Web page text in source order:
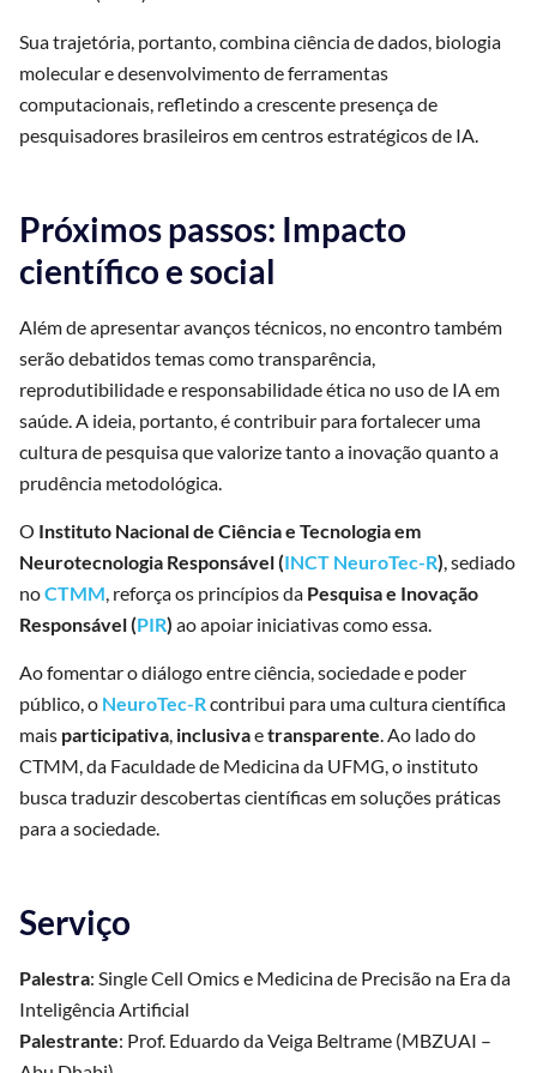
Sua trajetória, portanto, combina ciência de dados, biologia
molecular e desenvolvimento de ferramentas
computacionais, refletindo a crescente presença de
pesquisadores brasileiros em centros estratégicos de IA.
Próximos passos: Impacto
científico e social
Além de apresentar avanços técnicos, no encontro também
serão debatidos temas como transparência,
reprodutibilidade e responsabilidade ética no uso de IA em
saúde. A ideia, portanto, é contribuir para fortalecer uma
cultura de pesquisa que valorize tanto a inovação quanto a
prudência metodológica.
O Instituto Nacional de Ciência e Tecnologia em
Neurotecnologia Responsável (INCT NeuroTec-R), sediado
noCTMM, reforça os princípios da Pesquisa e Inovação
Responsável (PIR) ao apoiar iniciativas como essa.
Ao fomentar o diálogo entre ciência, sociedade e poder
público, o NeuroTec-Rcontribui para uma cultura científica
mais participativa, inclusivaetransparente. Ao lado do
CTMM, da Faculdade de Medicina da UFMG, o instituto
busca traduzir descobertas científicas em soluções práticas
para a sociedade.
Serviço
Palestra: Single Cell Omics e Medicina de Precisão na Era da
Inteligência Artificial
Palestrante: Prof. Eduardo da Veiga Beltrame (MBZUAI –